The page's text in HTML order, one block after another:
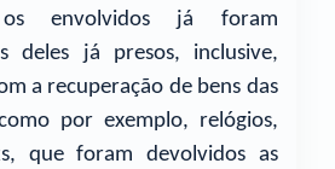
os envolvidos já foram
deles já presos, inclusive,
a recuperação de bens das
por exemplo, relógios,
que foram devolvidos as